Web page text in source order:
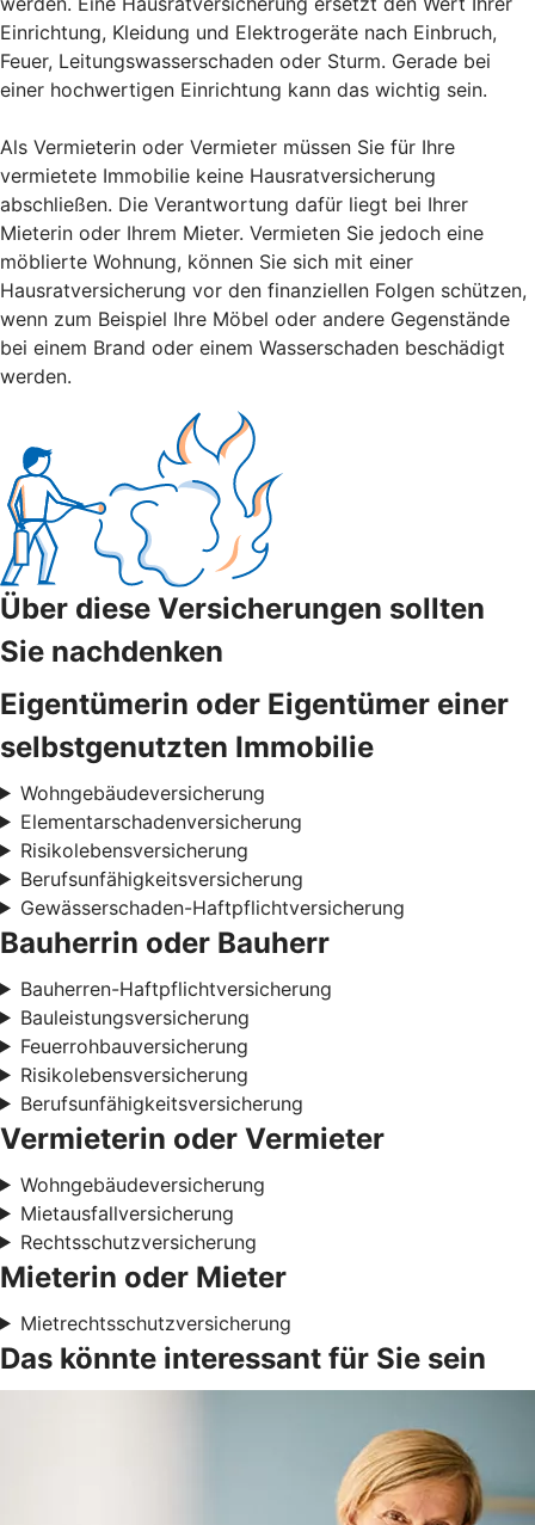
Einrichtung, Kleidung und Elektrogeräte nach Einbruch,
Feuer, Leitungswasserschaden oder Sturm. Gerade bei
einer hochwertigen Einrichtung kann das wichtig sein.
Als Vermieterin oder Vermieter müssen Sie für Ihre
vermietete Immobilie keine Hausratversicherung
abschließen. Die Verantwortung dafür liegt bei Ihrer
Mieterin oder Ihrem Mieter. Vermieten Sie jedoch eine
möblierte Wohnung, können Sie sich mit einer
Hausratversicherung vor den finanziellen Folgen schützen,
wenn zum Beispiel Ihre Möbel oder andere Gegenstände
bei einem Brand oder einem Wasserschaden beschädigt
werden.
Über diese Versicherungen sollten
Sie nachdenken
Eigentümerin oder Eigentümer einer
selbstgenutzten Immobilie
Wohngebäudeversicherung
Elementarschadenversicherung
Risikolebensversicherung
Berufsunfähigkeitsversicherung
Gewässerschaden-Haftpflichtversicherung
Bauherrin oder Bauherr
Bauherren-Haftpflichtversicherung
Bauleistungsversicherung
Feuerrohbauversicherung
Risikolebensversicherung
Berufsunfähigkeitsversicherung
Vermieterin oder Vermieter
Wohngebäudeversicherung
Mietausfallversicherung
Rechtsschutzversicherung
Mieterin oder Mieter
Mietrechtsschutzversicherung
Das könnte interessant für Sie sein